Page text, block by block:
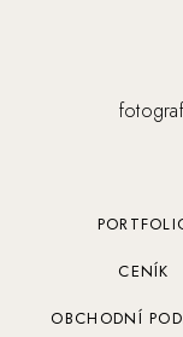
CENÍK
OBCHODNÍ